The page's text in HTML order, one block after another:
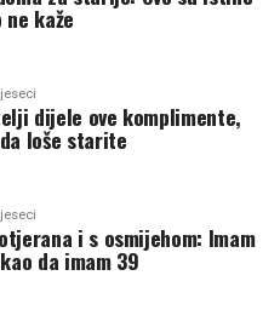
kaže
dijele ove komplimente,
loše starite
i s osmijehom: Imam
da imam 39